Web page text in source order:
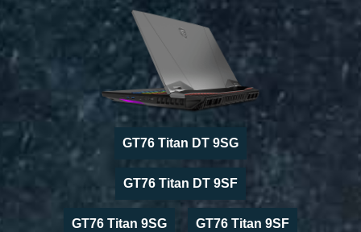
GT76 Titan DT 9SG
GT76 Titan DT 9SF
GT76 Titan 9SG GT76 Titan 9SF